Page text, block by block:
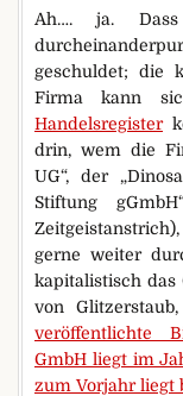
Ah…. ja.
geschuldet; die
Firma kann
Handelsregister
drin, wem die
UG“, der
Stiftung
gerne weiter
kapitalistisch das
von
veröffentlichte
GmbH liegt im
zum Vorjahr liegt